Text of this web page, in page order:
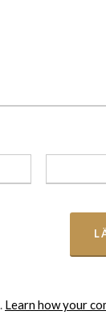
Learn how your